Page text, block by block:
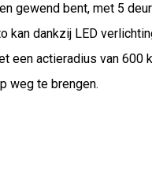
gewend bent, met 5
kan dankzij LED
een actieradius van 600
weg te brengen.